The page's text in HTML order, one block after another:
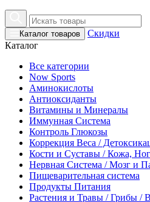
Каталог товаров
Скидки
Каталог
Все категории
Now Sports
Аминокислоты
Антиоксиданты
Витамины и Минералы
Иммунная Система
Контроль Глюкозы
Коррекция Веса /
Кости и Суставы / Кожа,
Нервная Система / Мозг и
Пищеварительная система
Продукты Питания
Растения и Травы / Грибы /